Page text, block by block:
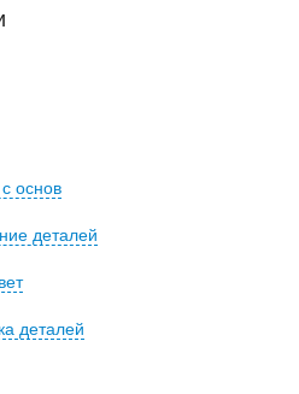
основ
деталей
деталей